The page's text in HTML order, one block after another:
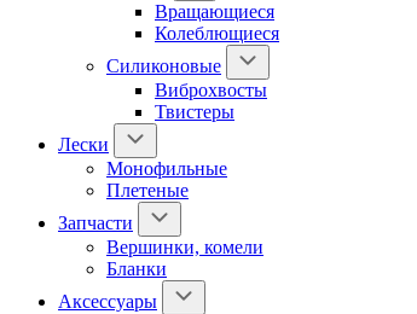
Вращающиеся
Колеблющиеся
Силиконовые
Виброхвосты
Твистеры
Лески
Монофильные
Плетеные
Запчасти
Вершинки, комели
Бланки
Аксессуары